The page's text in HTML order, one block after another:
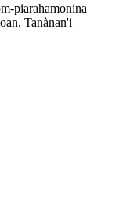
piarahamonina
Tanànan'i